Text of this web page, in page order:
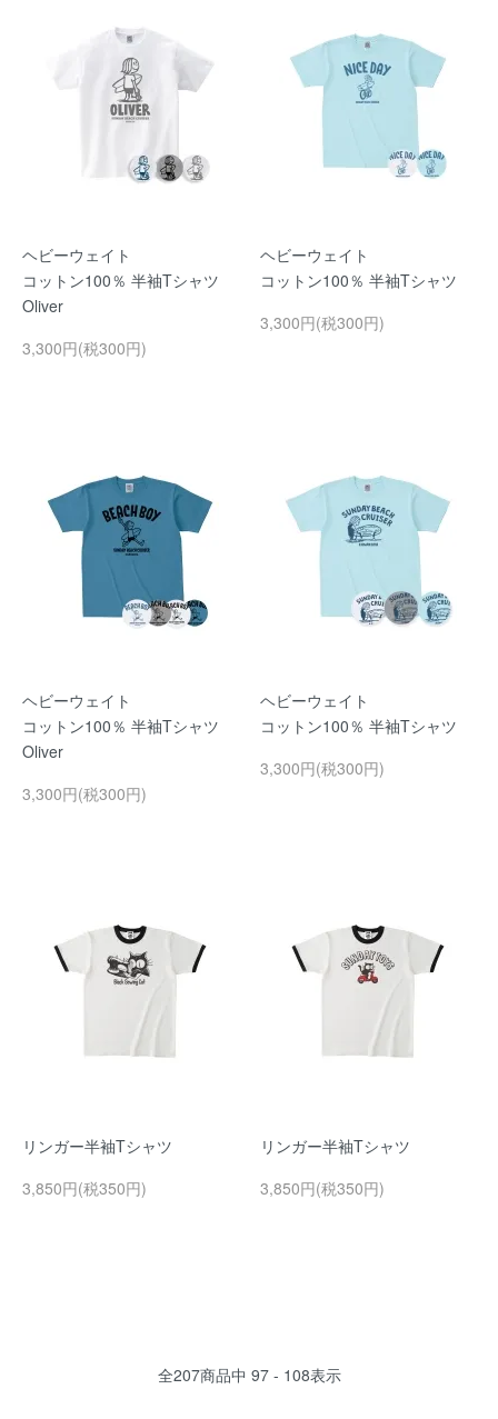
ヘビーウェイト
コットン100％ 半袖Tシャツ
Oliver
3,300円(税300円)
ヘビーウェイト
コットン100％ 半袖Tシャツ
3,300円(税300円)
ヘビーウェイト
コットン100％ 半袖Tシャツ
Oliver
3,300円(税300円)
ヘビーウェイト
コットン100％ 半袖Tシャツ
3,300円(税300円)
リンガー半袖Tシャツ
3,850円(税350円)
リンガー半袖Tシャツ
3,850円(税350円)
全207商品中 97 - 108表示